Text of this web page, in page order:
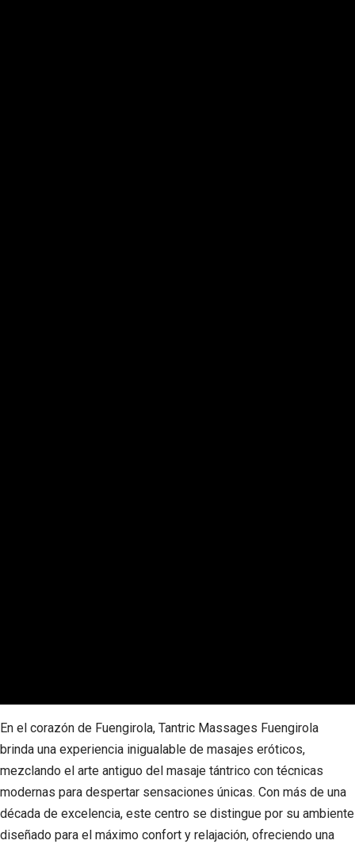
En el corazón de Fuengirola, Tantric Massages Fuengirola
brinda una experiencia inigualable de masajes eróticos,
mezclando el arte antiguo del masaje tántrico con técnicas
modernas para despertar sensaciones únicas. Con más de una
década de excelencia, este centro se distingue por su ambiente
diseñado para el máximo confort y relajación, ofreciendo una